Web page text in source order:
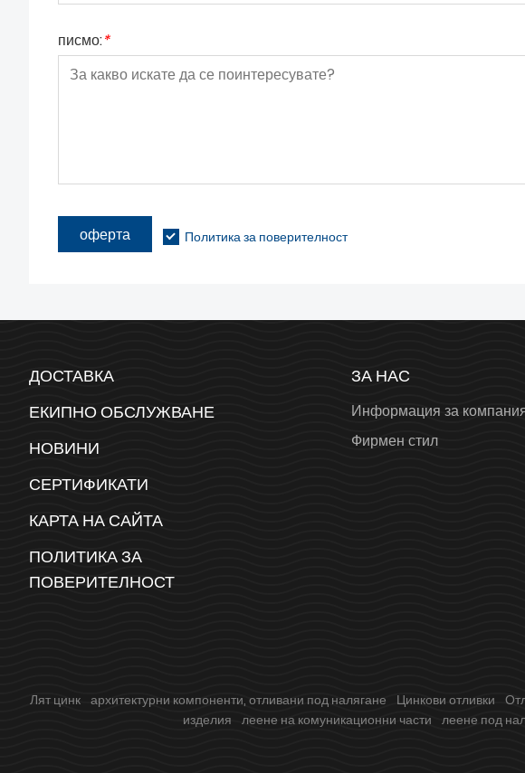
писмо:*
оферта Политика за поверителност
ДОСТАВКА
ЕКИПНО ОБСЛУЖВАНЕ
НОВИНИ
СЕРТИФИКАТИ
КАРТА НА САЙТА
ПОЛИТИКА ЗА
ПОВЕРИТЕЛНОСТ
ЗА НАС
Информация за
Фирмен стил
Лят цинк архитектурни компоненти, отливани под налягане Цинкови отливки
изделия леене на комуникационни части леене под